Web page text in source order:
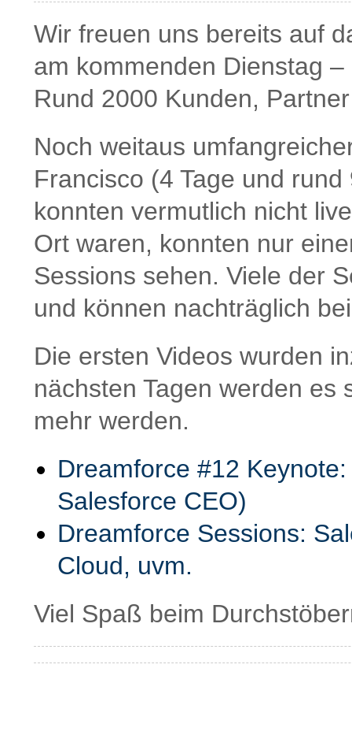
Wir freuen uns bereits auf
am kommenden Dienstag
Rund 2000 Kunden,
Noch weitaus
Francisco (4 Tage und
konnten vermutlich nicht
Ort waren, konnten nur
Sessions sehen. Viele der
und können nachträglich
Die ersten Videos wurden
nächsten Tagen werden es
mehr werden.
Dreamforce #12
Salesforce CEO)
Dreamforce Sessions:
Cloud, uvm.
Viel Spaß beim